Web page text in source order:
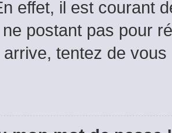
effet, il est courant
postant pas pour
tentez de